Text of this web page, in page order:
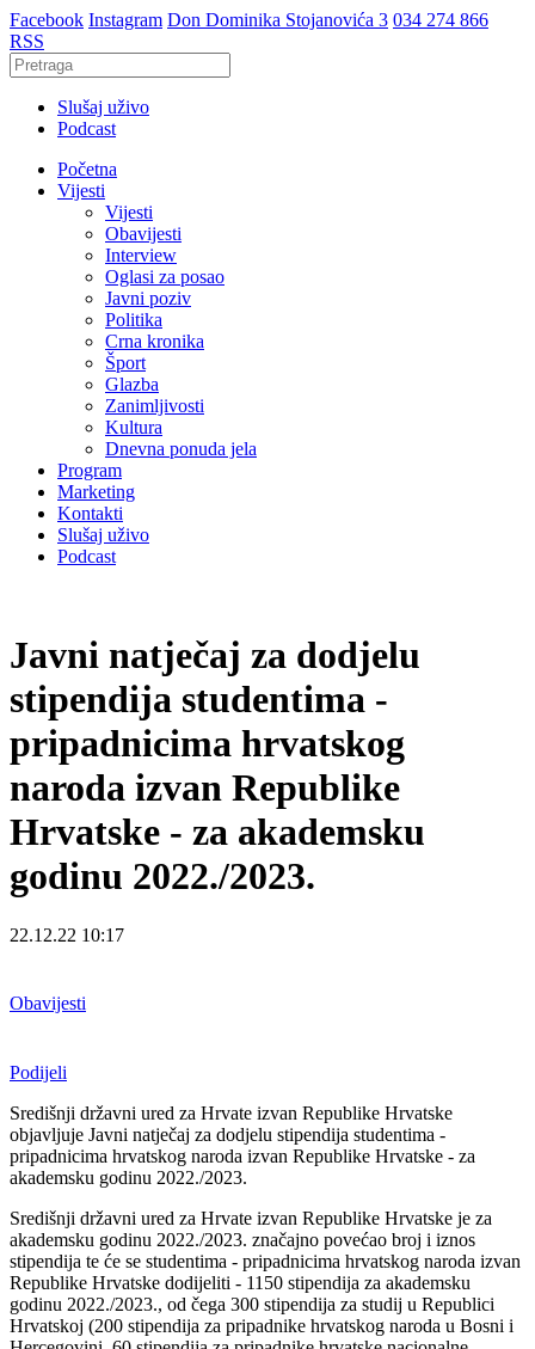
Facebook Instagram Don Dominika Stojanovića 3 034 274 866
RSS
Slušaj uživo
Podcast
Početna
Vijesti
Vijesti
Obavijesti
Interview
Oglasi za posao
Javni poziv
Politika
Crna kronika
Šport
Glazba
Zanimljivosti
Kultura
Dnevna ponuda jela
Program
Marketing
Kontakti
Slušaj uživo
Podcast
Javni natječaj za dodjelu
stipendija studentima -
pripadnicima hrvatskog
naroda izvan Republike
Hrvatske - za akademsku
godinu 2022./2023.
22.12.22 10:17
Obavijesti
Podijeli
Središnji državni ured za Hrvate izvan Republike Hrvatske
objavljuje Javni natječaj za dodjelu stipendija studentima -
pripadnicima hrvatskog naroda izvan Republike Hrvatske - za
akademsku godinu 2022./2023.
Središnji državni ured za Hrvate izvan Republike Hrvatske je za
akademsku godinu 2022./2023. značajno povećao broj i iznos
stipendija te će se studentima - pripadnicima hrvatskog naroda izvan
Republike Hrvatske dodijeliti - 1150 stipendija za akademsku
godinu 2022./2023., od čega 300 stipendija za studij u Republici
Hrvatskoj (200 stipendija za pripadnike hrvatskog naroda u Bosni i